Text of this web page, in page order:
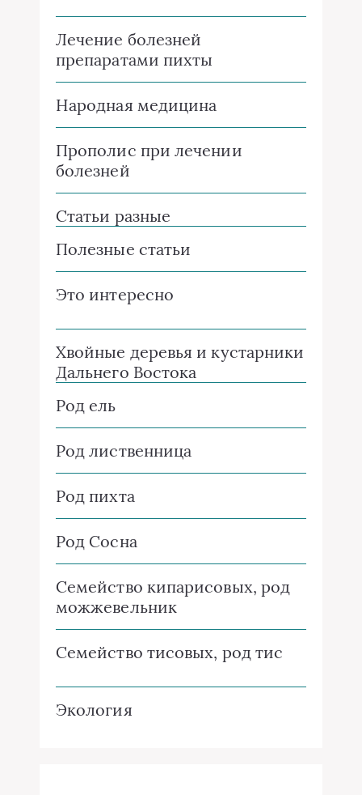
Лечение болезней
препаратами пихты
Народная медицина
Прополис при лечении
болезней
Статьи разные
Полезные статьи
Это интересно
Хвойные деревья и кустарники
Дальнего Востока
Род ель
Род лиственница
Род пихта
Род Сосна
Семейство кипарисовых, род
можжевельник
Семейство тисовых, род тис
Экология